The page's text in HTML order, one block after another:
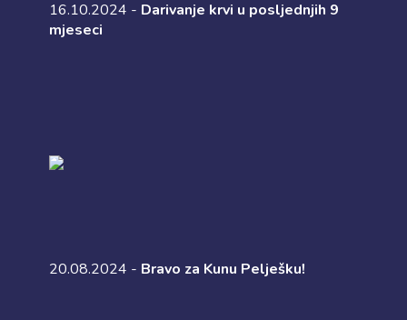
16.10.2024 - Darivanje krvi u posljednjih 9
mjeseci
20.08.2024 - Bravo za Kunu Pelješku!